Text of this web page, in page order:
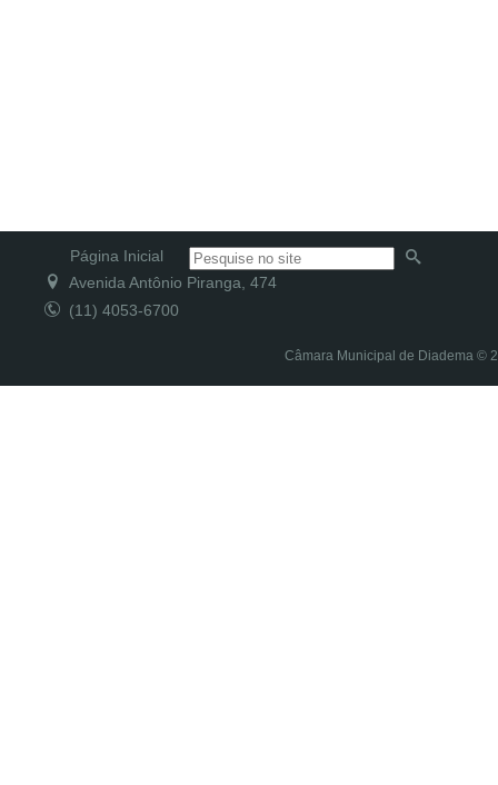
Página Inicial
Avenida Antônio Piranga, 474
(11) 4053-6700
Câmara Municipal de Diadema ©